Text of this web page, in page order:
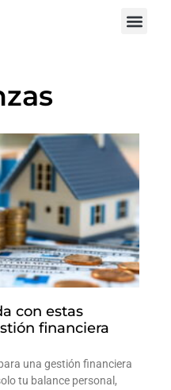
con estas
financiera
una gestión financiera
tu balance personal,